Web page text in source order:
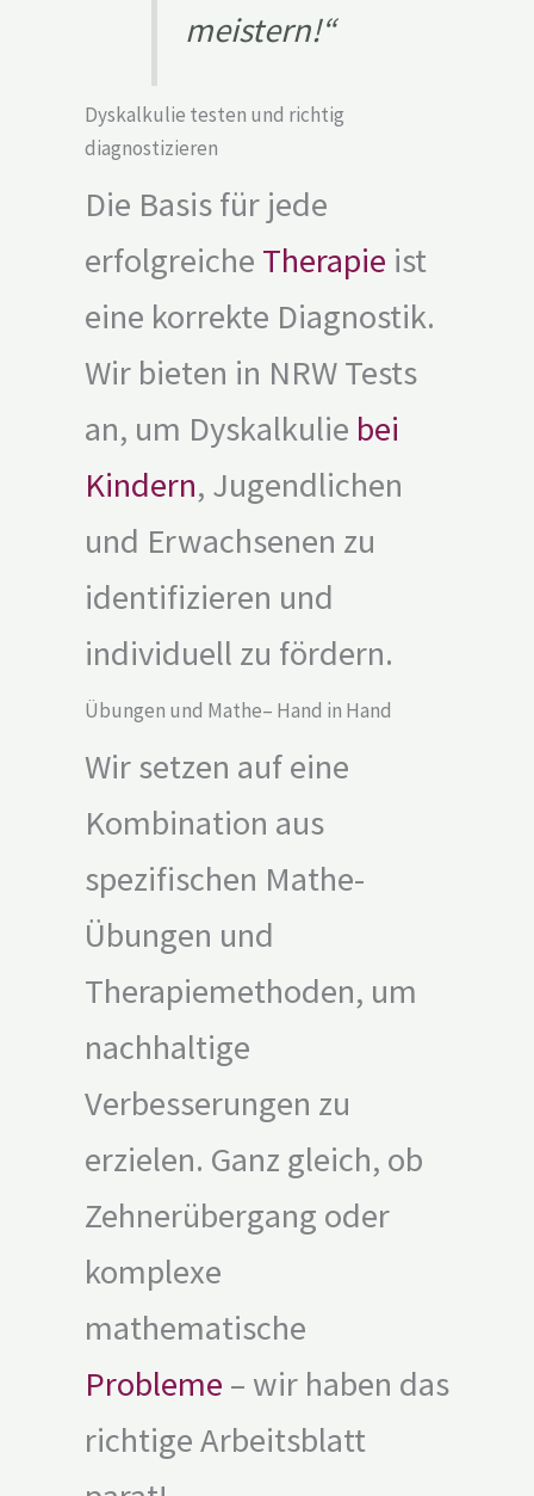
meistern!“
Dyskalkulie testen und richtig
diagnostizieren
Die Basis für jede
erfolgreiche Therapie ist
eine korrekte Diagnostik.
Wir bieten in NRW Tests
an, um Dyskalkulie bei
Kindern, Jugendlichen
und Erwachsenen zu
identifizieren und
individuell zu fördern.
Übungen und Mathe– Hand in Hand
Wir setzen auf eine
Kombination aus
spezifischen Mathe-
Übungen und
Therapiemethoden, um
nachhaltige
Verbesserungen zu
erzielen. Ganz gleich, ob
Zehnerübergang oder
komplexe
mathematische
Probleme – wir haben das
richtige Arbeitsblatt